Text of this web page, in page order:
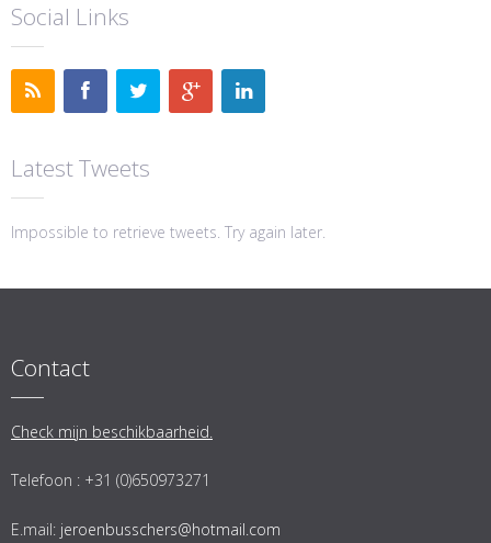
Social Links
Latest Tweets
Impossible to retrieve tweets. Try again later.
Contact
Check mijn beschikbaarheid.
Telefoon : +31 (0)650973271
E.mail: jeroenbusschers@hotmail.com